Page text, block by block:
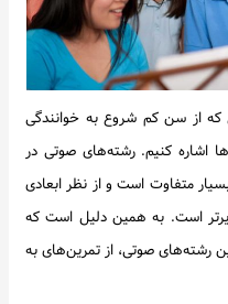
که از سن کم شروع به خوانندگی
اشاره کنیم. رشته‌های صوتی در
متفاوت است و از نظر ابعادی
است. به همین دلیل است که
صوتی، از تمرین‌های به